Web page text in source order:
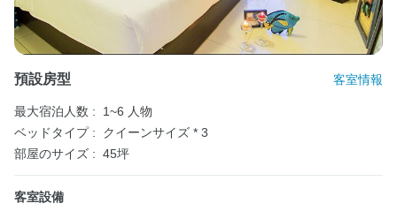
預設房型 客室情報
最大宿泊人数 :
1~6 人物
ベッドタイプ :
クイーンサイズ * 3
部屋のサイズ : 45坪
客室設備